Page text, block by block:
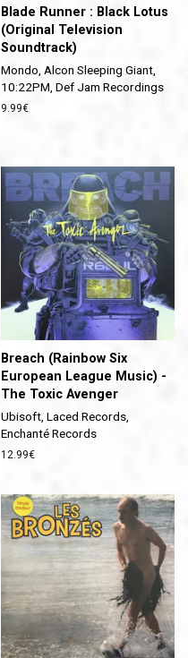
Blade Runner : Black Lotus
(Original Television
Soundtrack)
Mondo, Alcon Sleeping Giant,
10:22PM, Def Jam Recordings
Prix
9.99€
Breach (Rainbow Six
European League Music) -
The Toxic Avenger
Ubisoft, Laced Records,
Enchanté Records
Prix
12.99€